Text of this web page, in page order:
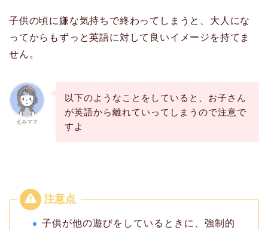
子供の頃に嫌な気持ちで終わってしまうと、大人にな
ってからもずっと英語に対して良いイメージを持てま
せん。
えみママ
以下のようなことをしていると、お子さん
が英語から離れていってしまうので注意で
すよ
子供が他の遊びをしているときに、強制的